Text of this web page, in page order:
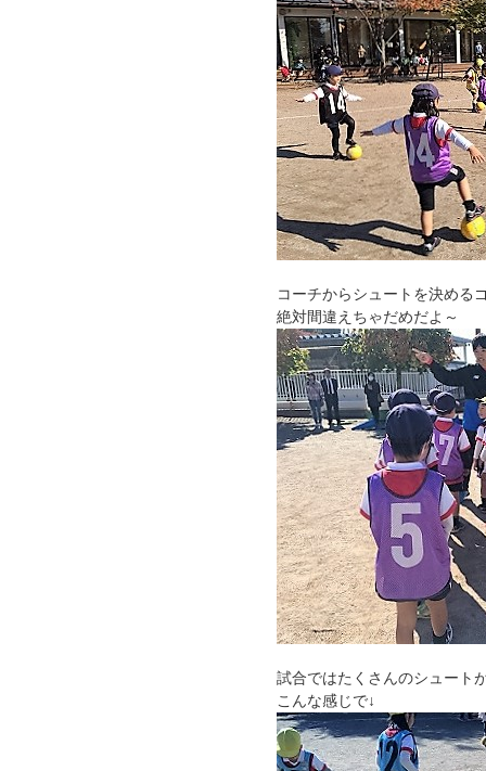
コーチからシュートを決める
絶対間違えちゃだめだよ～
試合ではたくさんのシュート
こんな感じで↓